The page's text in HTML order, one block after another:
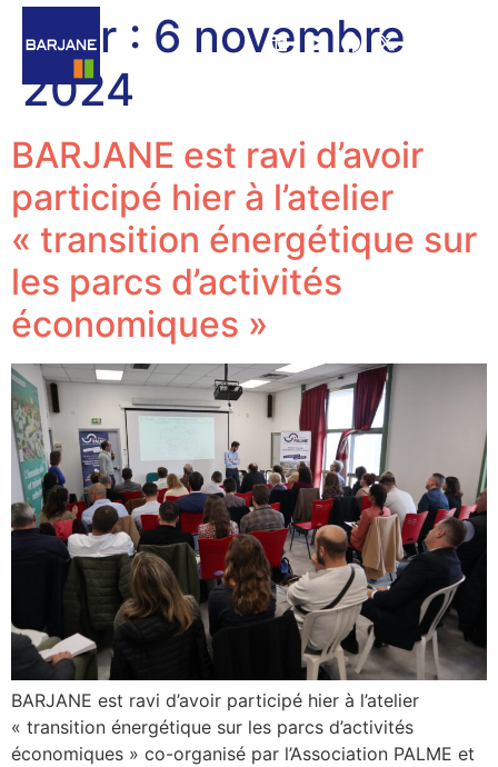
Jour : 6 novembre
2024
BARJANE est ravi d’avoir
participé hier à l’atelier
« transition énergétique sur
les parcs d’activités
économiques »
BARJANE est ravi d’avoir participé hier à l’atelier
« transition énergétique sur les parcs d’activités
économiques » co-organisé par l’Association PALME et